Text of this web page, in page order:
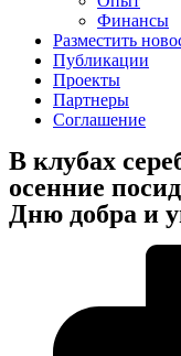
Финансы
Разместить
Публикации
Проекты
Партнеры
Соглашение
В клубах
осенние
Дню добра и